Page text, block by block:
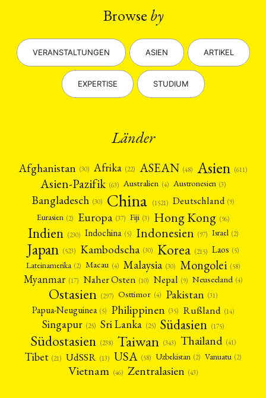
Browse by
VERANSTALTUNGEN ASIEN ARTIKEL
EXPERTISE STUDIUM
Länder
Afghanistan (30) Afrika (22) ASEAN (48) Asien (611)
Asien-Pazifik (63) Australien (4) Austronesien (3)
Bangladesch (30) China (1521) Deutschland (9)
Eurasien (2) Europa (37) Fiji (3) Hong Kong (96)
Indien (230) Indochina (5) Indonesien (97) Israel (2)
Japan (523) Kambodscha (30) Korea (215) Laos (5)
Lateinamerika (2) Macau (4) Malaysia (30) Mongolei (58)
Myanmar (17) Naher Osten (10) Nepal (9) Neuseeland (4)
Ostasien (297) Osttimor (4) Pakistan (31)
Papua-Neuguinea (5) Philippinen (35) Rußland (14)
Singapur (25) Sri Lanka (25) Südasien (175)
Südostasien (238) Taiwan (343) Thailand (41)
Tibet (21) UdSSR (13) USA (58) Uzbekistan (2) Vanuatu (2)
Vietnam (46) Zentralasien (43)